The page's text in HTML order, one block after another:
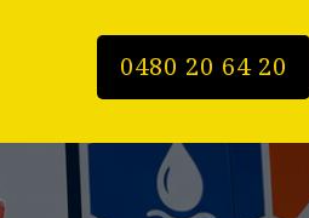
0480 20 64 20